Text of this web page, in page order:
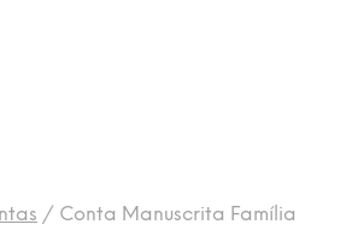
/ Conta Manuscrita Família